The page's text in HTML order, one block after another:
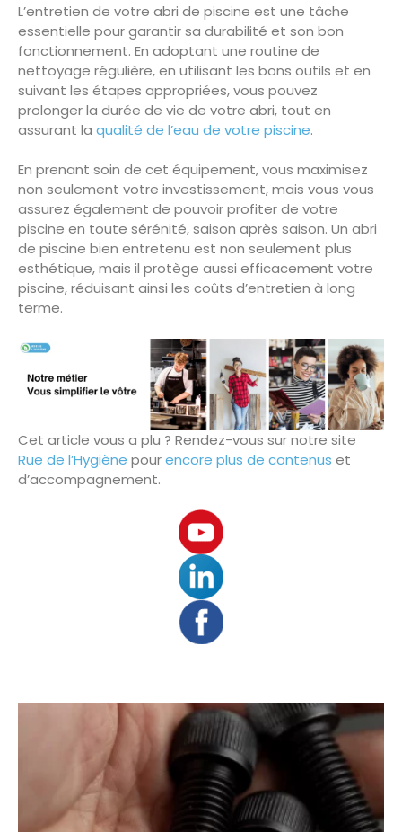
L’entretien de votre abri de piscine est une tâche
essentielle pour garantir sa durabilité et son bon
fonctionnement. En adoptant une routine de
nettoyage régulière, en utilisant les bons outils et en
suivant les étapes appropriées, vous pouvez
prolonger la durée de vie de votre abri, tout en
assurant la qualité de l’eau de votre piscine.
En prenant soin de cet équipement, vous maximisez
non seulement votre investissement, mais vous vous
assurez également de pouvoir profiter de votre
piscine en toute sérénité, saison après saison. Un abri
de piscine bien entretenu est non seulement plus
esthétique, mais il protège aussi efficacement votre
piscine, réduisant ainsi les coûts d’entretien à long
terme.
Cet article vous a plu ? Rendez-vous sur notre site
Rue de l’Hygiène pourencore plus de contenus et
d’accompagnement.